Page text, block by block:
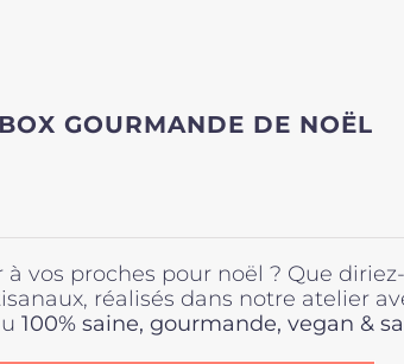
GOURMANDE DE NOËL
à vos proches pour noël ? Que
réalisés dans notre atelier
100% saine, gourmande, vegan &